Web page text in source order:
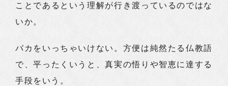
ことであるという理解が行き渡っているのではな
いか。
バカをいっちゃいけない。方便は純然たる仏教語
で、平ったくいうと、真実の悟りや智恵に達する
手段をいう。